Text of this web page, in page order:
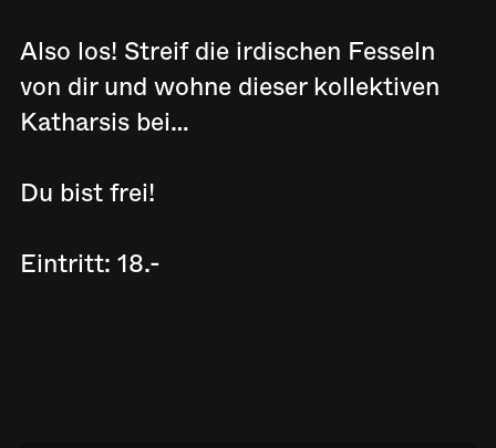
Also los! Streif die irdischen Fesseln
von dir und wohne dieser kollektiven
Katharsis bei…
Du bist frei!
Eintritt: 18.-